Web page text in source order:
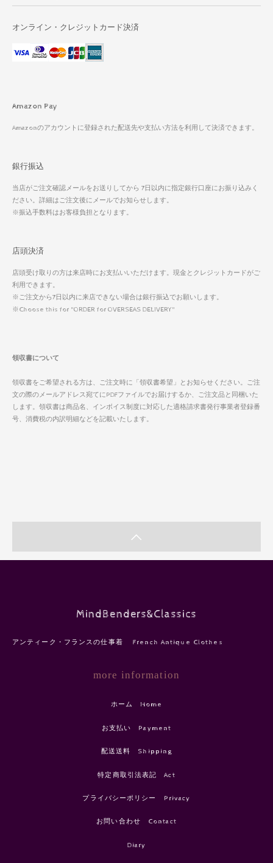
オンライン・クレジットカード決済
Amazon Pay
Amazonのアカウントに登録された配送先や支払い方法を利用して決済できます。
銀行振込
当店がご注文確認メールをお送りしてから 7日以内に指定銀行口座にお振り込みく
ださい。詳細はご注文後にメールでお知らせします。
※振込手数料はお客様負担となります。
店頭決済
店頭受け取りの方は来店時にお支払いいただけます。現金とクレジットカードがご
利用できます。
※ご注文から7日以内に来店できない場合は銀行振込でお願いします。
※Choose this for "ORDER for OVERSEAS DELIVERY"
領収書について
領収書をご希望される方は、ご注文時に「領収書希望」とお知らせください。ご注
文の際のメールアドレス宛てにPDFファイルでお届けするか、ご注文品と同梱いた
します。領収書は商品名、インボイス制度に対応した適格請求書発行事業者登録番
号、消費税の内訳明細などを記載いたします。
MindBenders&Classics
アンティーク・フランスの仕事着 French Antique Clothes
more information
ホーム Home
お支払い Payment
配送送料 Shipping
特定商取引法表記 Act
プライバシーポリシー Privacy
お問い合わせ Contact
Diary